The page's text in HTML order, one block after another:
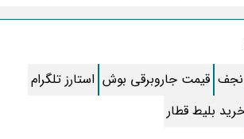
خانگی خوشمزه و لذیذ + آموزش تصویری
و مرغ فوری + آموزش تصویری پنه
“س”
در آسمان ظاهر شد !
نجف قیمت جاروبرقی بوش استارز تلگرام
بلیط قطار